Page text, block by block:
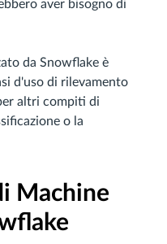
aver bisogno di
da Snowflake è
d'uso di rilevamento
altri compiti di
o la
Machine